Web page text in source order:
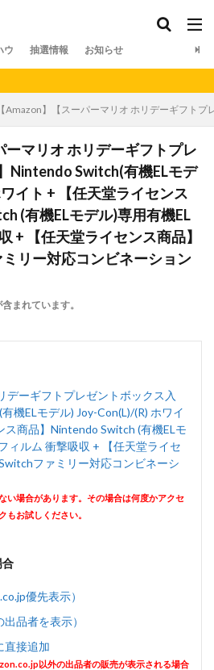
ウ 抽選情報 お知らせ
【Amazon】【スーパーマリオ ホリデーギフト
ーマリオ ホリデーギフトプレ
Nintendo Switch(有機ELモデ
イト + 【任天堂ライセンス
(有機ELモデル)専用有機EL
+ 【任天堂ライセンス商品】
リー対応コンビネーション
まれています。
デーギフトプレゼントボックス入
機ELモデル) Joy-Con(L)/(R) ホワイ
ス商品】Nintendo Switch (有機ELモ
ィルム 衝撃吸収 + 【任天堂ライセ
ファミリー対応コンビネーシ
い場合があります。その場合は何度かアクセ
もお試しください。
合
優先表示）
品者を表示）
直接追加
以外の出品者の販売が表示される場合